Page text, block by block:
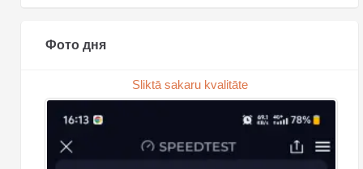
Фото дня
Sliktā sakaru kvalitāte